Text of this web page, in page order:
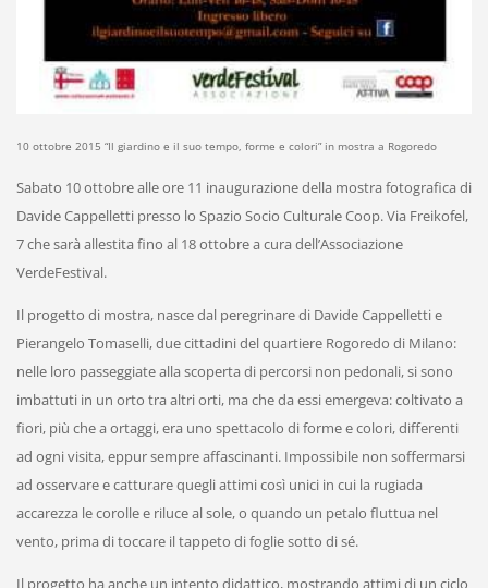
10 ottobre 2015 “Il giardino e il suo tempo, forme e colori” in mostra a Rogoredo
Sabato 10 ottobre alle ore 11 inaugurazione della mostra fotografica di
Davide Cappelletti presso lo Spazio Socio Culturale Coop. Via Freikofel,
7 che sarà allestita fino al 18 ottobre a cura dell’Associazione
VerdeFestival.
Il progetto di mostra, nasce dal peregrinare di Davide Cappelletti e
Pierangelo Tomaselli, due cittadini del quartiere Rogoredo di Milano:
nelle loro passeggiate alla scoperta di percorsi non pedonali, si sono
imbattuti in un orto tra altri orti, ma che da essi emergeva: coltivato a
fiori, più che a ortaggi, era uno spettacolo di forme e colori, differenti
ad ogni visita, eppur sempre affascinanti. Impossibile non soffermarsi
ad osservare e catturare quegli attimi così unici in cui la rugiada
accarezza le corolle e riluce al sole, o quando un petalo fluttua nel
vento, prima di toccare il tappeto di foglie sotto di sé.
Il progetto ha anche un intento didattico, mostrando attimi di un ciclo